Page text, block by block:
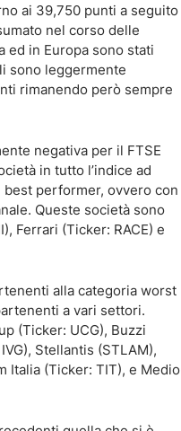
ai 39,750 punti a seguito
nel corso delle
ed in Europa sono stati
sono leggermente
rimanendo però sempre
negativa per il FTSE
in tutto l’indice ad
performer, ovvero con
Queste società sono
Ferrari (Ticker: RACE) e
alla categoria worst
a vari settori.
(Ticker: UCG), Buzzi
Stellantis (STLAM),
Italia (Ticker: TIT), e Medio